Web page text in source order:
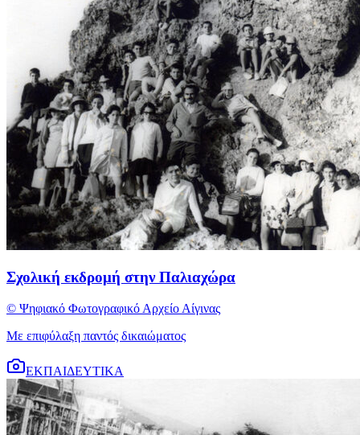
Σχολική εκδρομή στην Παλιαχώρα
© Ψηφιακό Φωτογραφικό Αρχείο Αίγινας
Με επιφύλαξη παντός δικαιώματος
ΕΚΠΑΙΔΕΥΤΙΚΑ